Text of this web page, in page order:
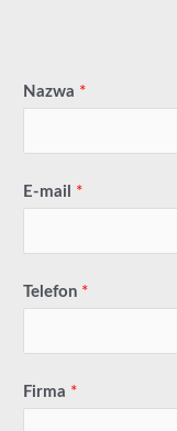
Nazwa *
E-mail *
Telefon *
Firma *